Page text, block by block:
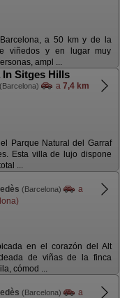
a 50 km y de la
viñedos y en lugar muy
ampl ...
Sitges Hills
(Barcelona) a 7,4 km
Parque Natural del Garraf
Esta villa de lujo dispone
...
(Barcelona)
a
en el corazón del Alt
de viñas de la finca
cómod ...
(Barcelona)
a